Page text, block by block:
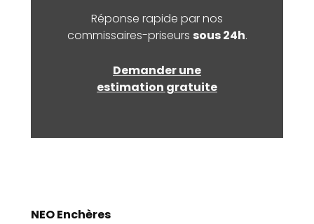
Réponse rapide par nos
commissaires-priseurs sous 24h.
Demander une
estimation gratuite
NEO Enchères